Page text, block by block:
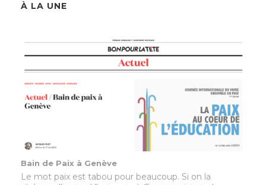
À LA UNE
Bain de Paix à Genève
Le mot paix est tabou pour beaucoup. Si on la